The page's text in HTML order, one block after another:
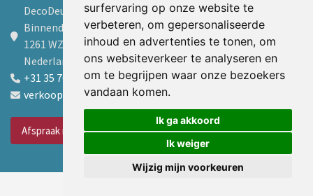
surfervaring op onze website te
verbeteren, om gepersonaliseerde
inhoud en advertenties te tonen, om
ons websiteverkeer te analyseren en
om te begrijpen waar onze bezoekers
vandaan komen.
Ik ga akkoord
Ik weiger
Wijzig mijn voorkeuren
DecoDeur B.V.
Binnendelta 9d
1261 WZ Blaricum
Nederland
+31 35 7605600
verkoop@decodeur.nl
Afspraak maken